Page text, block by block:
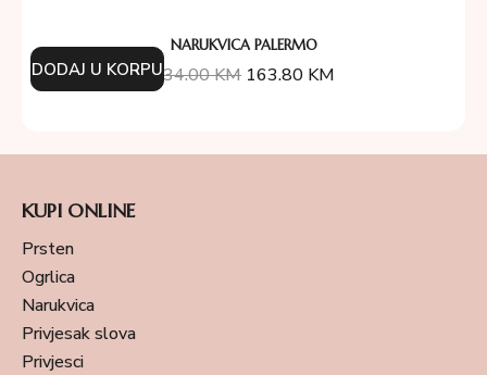
NARUKVICA PALERMO
234.00KM 163.80 KM
DODAJ U KORPU
KUPI ONLINE
Prsten
Ogrlica
Narukvica
Privjesak slova
Privjesci